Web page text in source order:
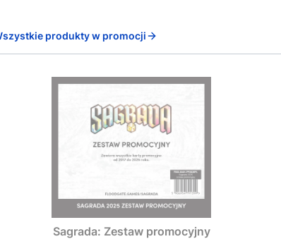
produkty w promocji
Sagrada: Zestaw promocyjny